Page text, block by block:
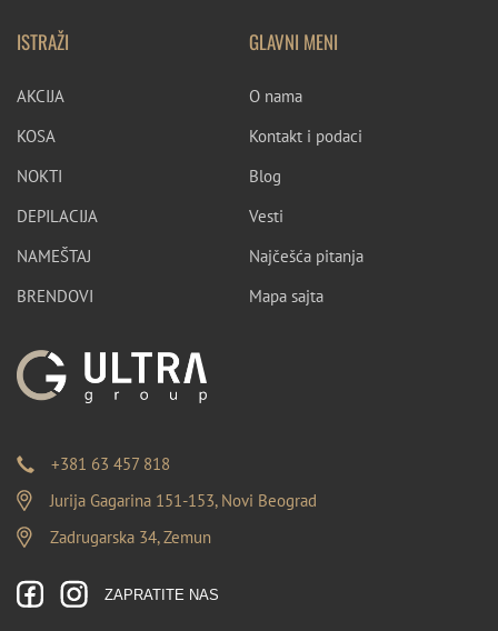
ISTRAŽI
AKCIJA
KOSA
NOKTI
DEPILACIJA
NAMEŠTAJ
BRENDOVI
GLAVNI MENI
O nama
Kontakt i podaci
Blog
Vesti
Najčešća pitanja
Mapa sajta
+381 63 457 818
Jurija Gagarina 151-153, Novi Beograd
Zadrugarska 34, Zemun
ZAPRATITE NAS